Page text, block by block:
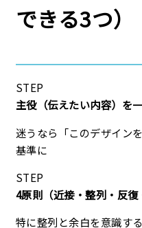
できる3つ）
STEP
主役（伝えたい内容）を
迷うなら「このデザイン
基準に
STEP
4原則（近接・整列・反
特に整列と余白を意識す